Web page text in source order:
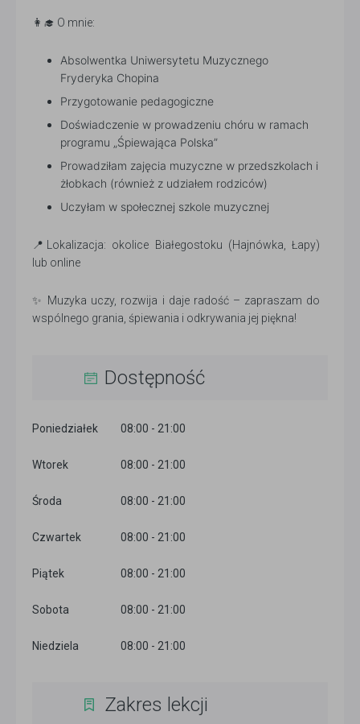
👩‍🎓 O mnie:
Absolwentka Uniwersytetu Muzycznego
Fryderyka Chopina
Przygotowanie pedagogiczne
Doświadczenie w prowadzeniu chóru w ramach
programu „Śpiewająca Polska”
Prowadziłam zajęcia muzyczne w przedszkolach i
żłobkach (również z udziałem rodziców)
Uczyłam w społecznej szkole muzycznej
📍Lokalizacja: okolice Białegostoku (Hajnówka, Łapy)
lub online
✨ Muzyka uczy, rozwija i daje radość – zapraszam do
wspólnego grania, śpiewania i odkrywania jej piękna!
Dostępność
Poniedziałek 08:00 - 21:00
Wtorek 08:00 - 21:00
Środa 08:00 - 21:00
Czwartek 08:00 - 21:00
Piątek 08:00 - 21:00
Sobota 08:00 - 21:00
Niedziela 08:00 - 21:00
Zakres lekcji